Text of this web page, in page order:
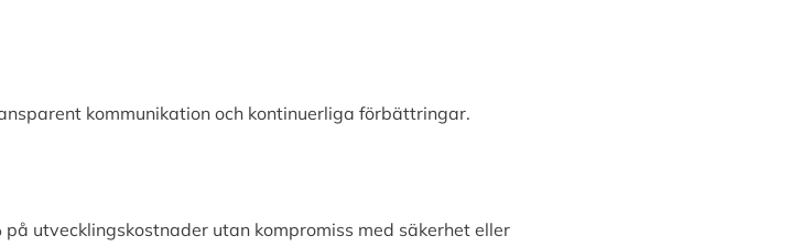
kommunikation och kontinuerliga förbättringar.
utvecklingskostnader utan kompromiss med säkerhet eller